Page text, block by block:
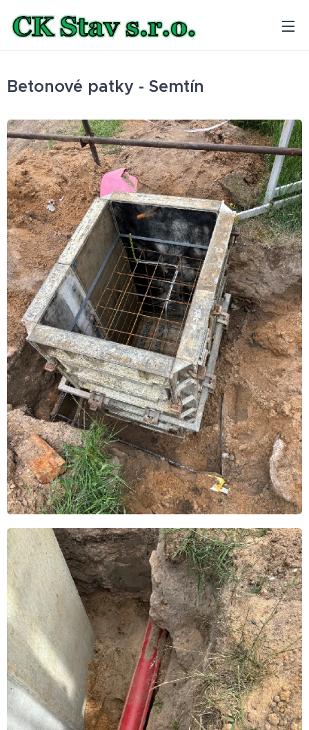
Betonové patky - Semtín